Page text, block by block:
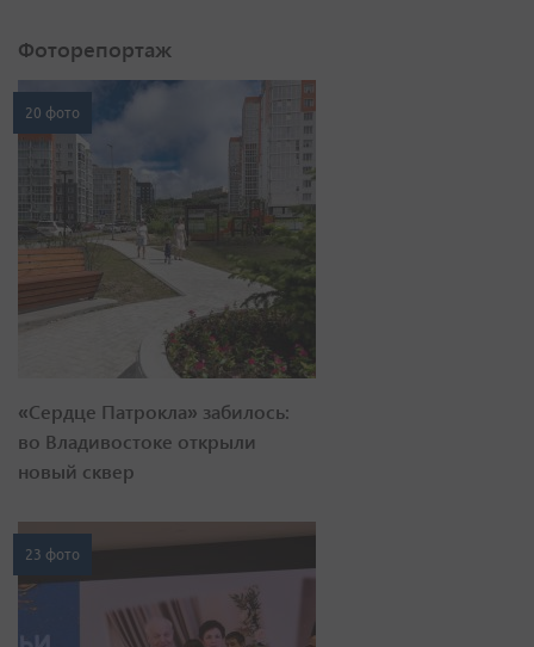
Фоторепортаж
20 фото
«Сердце Патрокла» забилось:
во Владивостоке открыли
новый сквер
23 фото